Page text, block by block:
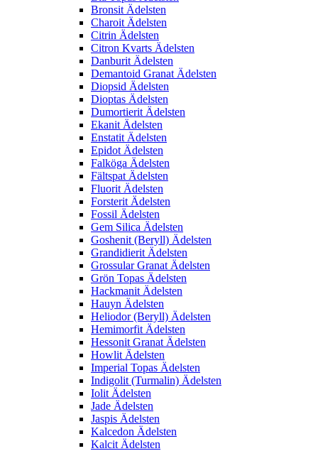
Bronsit Ädelsten
Charoit Ädelsten
Citrin Ädelsten
Citron Kvarts Ädelsten
Danburit Ädelsten
Demantoid Granat Ädelsten
Diopsid Ädelsten
Dioptas Ädelsten
Dumortierit Ädelsten
Ekanit Ädelsten
Enstatit Ädelsten
Epidot Ädelsten
Falköga Ädelsten
Fältspat Ädelsten
Fluorit Ädelsten
Forsterit Ädelsten
Fossil Ädelsten
Gem Silica Ädelsten
Goshenit (Beryll) Ädelsten
Grandidierit Ädelsten
Grossular Granat Ädelsten
Grön Topas Ädelsten
Hackmanit Ädelsten
Hauyn Ädelsten
Heliodor (Beryll) Ädelsten
Hemimorfit Ädelsten
Hessonit Granat Ädelsten
Howlit Ädelsten
Imperial Topas Ädelsten
Indigolit (Turmalin) Ädelsten
Iolit Ädelsten
Jade Ädelsten
Jaspis Ädelsten
Kalcedon Ädelsten
Kalcit Ädelsten